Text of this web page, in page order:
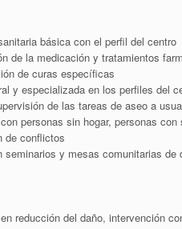
básica con el perfil del centro
de la medicación y tratamientos
de curas específicas
y especializada en los perfiles del
de las tareas de aseo a
personas sin hogar, personas
de conflictos
seminarios y mesas comunitarias de
reducción del daño, intervención